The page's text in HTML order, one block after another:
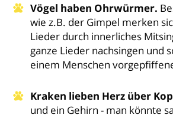
Vögel haben Ohrwürmer.
wie z.B. der Gimpel merken
Lieder durch innerliches
ganze Lieder nachsingen und
einem Menschen
Kraken lieben Herz über
und ein Gehirn - man könnte